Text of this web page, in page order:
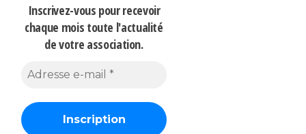
Inscrivez-vous pour recevoir
chaque mois toute l'actualité
de votre association.